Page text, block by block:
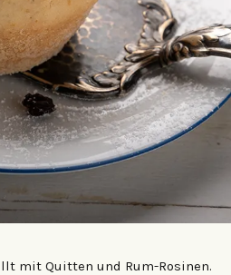
mit Quitten und Rum-Rosinen.